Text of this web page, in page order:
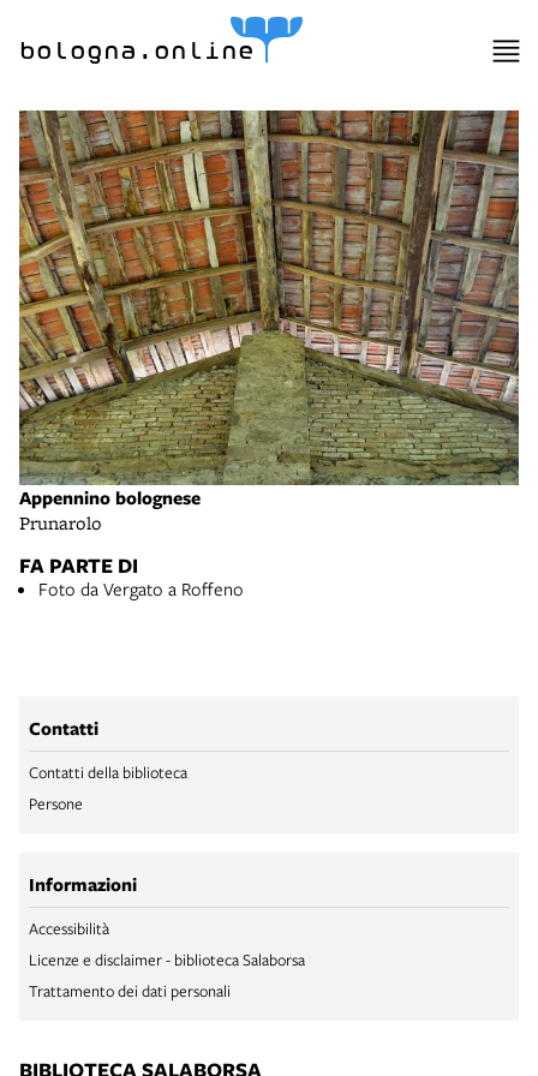
bologna.online
Appennino bolognese
Prunarolo
FA PARTE DI
Foto da Vergato a Roffeno
Contatti
Contatti della biblioteca
Persone
Informazioni
Accessibilità
Licenze e disclaimer - biblioteca Salaborsa
Trattamento dei dati personali
BIBLIOTECA SALABORSA